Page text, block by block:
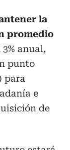
la
promedio
anual,
punto
para
e
de